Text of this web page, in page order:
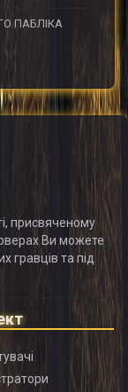
ПАБЛІКА
присвяченому
Ви можете
гравців та під